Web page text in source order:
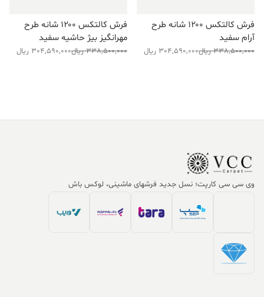
فرش کالتکس ۱۲۰۰ شانه طرح
آرام سفید
338,500,000 ریال
قیمت
304,590,000 ریال
قیمت
فرش کالتکس ۱۲۰۰ شانه طرح
مهرانگیز بیژ حاشیه سفید
338,500,000 ریال
قیمت
304,590,000 ریال
قیمت
وی سی سی کارپت؛ نسل جدید فرشهای ماشینی، لوکس باش